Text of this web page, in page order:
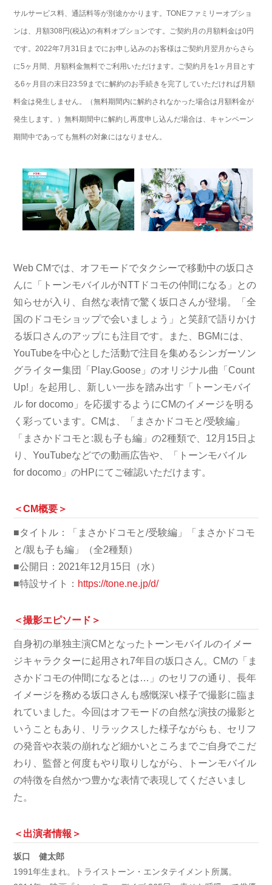
サルサービス料、通話料等が別途かかります。TONEファミリーオプショ
ンは、月額308円(税込)の有料オプションです。ご契約月の月額料金は0円
です。2022年7月31日までにお申し込みのお客様はご契約月翌月からさら
に5ヶ月間、月額料金無料でご利用いただけます。ご契約月を1ヶ月目とす
る6ヶ月目の末日23:59までに解約のお手続きを完了していただければ月額
料金は発生しません。（無料期間内に解約されなかった場合は月額料金が
発生します。）無料期間中に解約し再度申し込んだ場合は、キャンペーン
期間中であっても無料の対象にはなりません。
Web CMでは、オフモードでタクシーで移動中の坂口さ
んに「トーンモバイルがNTTドコモの仲間になる」との
知らせが入り、自然な表情で驚く坂口さんが登場。「全
国のドコモショップで会いましょう」と笑顔で語りかけ
る坂口さんのアップにも注目です。また、BGMには、
YouTubeを中心とした活動で注目を集めるシンガーソン
グライター集団「Play.Goose」のオリジナル曲「Count
Up!」を起用し、新しい一歩を踏み出す「トーンモバイ
ル for docomo」を応援するようにCMのイメージを明る
く彩っています。CMは、「まさかドコモと/受験編」
「まさかドコモと:親も子も編」の2種類で、12月15日よ
り、YouTubeなどでの動画広告や、「トーンモバイル
for docomo」のHPにてご確認いただけます。
＜CM概要＞
■タイトル：「まさかドコモと/受験編」「まさかドコモ
と/親も子も編」（全2種類）
■公開日：2021年12月15日（水）
■特設サイト： https://tone.ne.jp/d/
＜撮影エピソード＞
自身初の単独主演CMとなったトーンモバイルのイメー
ジキャラクターに起用され7年目の坂口さん。CMの「ま
さかドコモの仲間になるとは…」のセリフの通り、長年
イメージを務める坂口さんも感慨深い様子で撮影に臨ま
れていました。今回はオフモードの自然な演技の撮影と
いうこともあり、リラックスした様子ながらも、セリフ
の発音や衣装の崩れなど細かいところまでご自身でこだ
わり、監督と何度もやり取りしながら、トーンモバイル
の特徴を自然かつ豊かな表情で表現してくださいまし
た。
＜出演者情報＞
坂口 健太郎
1991年生まれ。トライストーン・エンタテイメント所属。